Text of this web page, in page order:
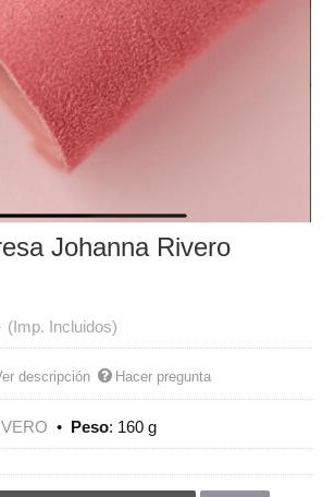
Johanna Rivero
(Imp. Incluidos)
descripción Hacer pregunta
• Peso: 160 g